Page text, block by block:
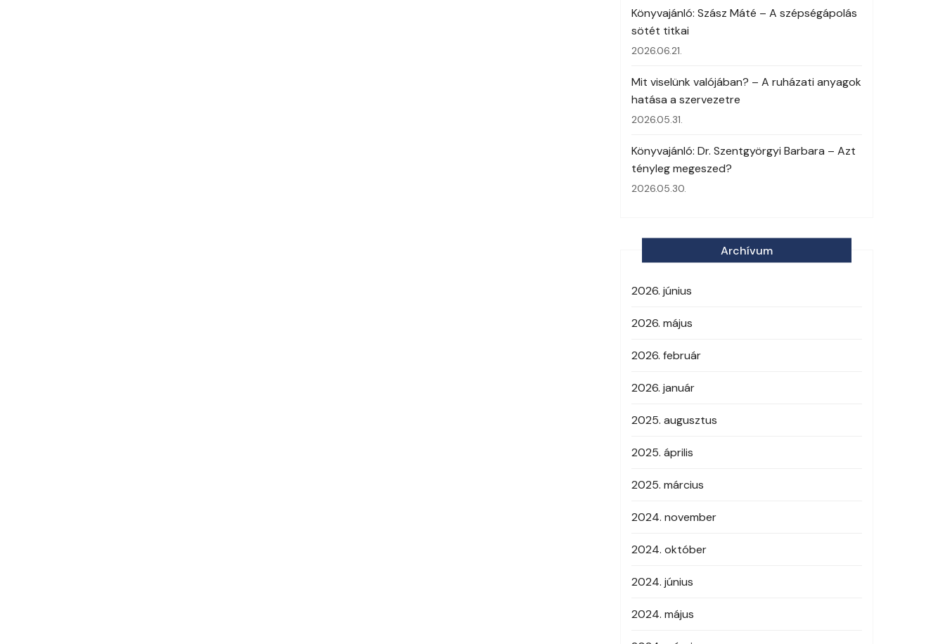
Könyvajánló: Szász Máté – A szépségápolás
sötét titkai
2026.06.21.
Mit viselünk valójában? – A ruházati anyagok
hatása a szervezetre
2026.05.31.
Könyvajánló: Dr. Szentgyörgyi Barbara – Azt
tényleg megeszed?
2026.05.30.
Archívum
2026. június
2026. május
2026. február
2026. január
2025. augusztus
2025. április
2025. március
2024. november
2024. október
2024. június
2024. május